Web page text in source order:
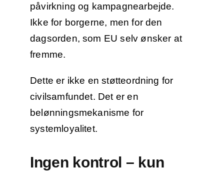
påvirkning og kampagnearbejde.
Ikke for borgerne, men for den
dagsorden, som EU selv ønsker at
fremme.
Dette er ikke en støtteordning for
civilsamfundet. Det er en
belønningsmekanisme for
systemloyalitet.
Ingen kontrol – kun